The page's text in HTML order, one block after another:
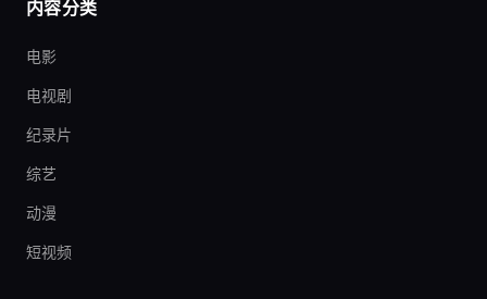
内容分类
电影
电视剧
纪录片
综艺
动漫
短视频